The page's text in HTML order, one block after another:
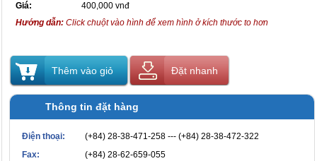
Giá:
400,000 vnđ
Hướng dẫn: Click chuột vào hình để xem hình ở kích thước to hơn
Thêm vào giỏ Đặt nhanh
Thông tin đặt hàng
Điện thoại:
(+84) 28-38-471-258 --- (+84) 28-38-472-322
Fax:
(+84) 28-62-659-055